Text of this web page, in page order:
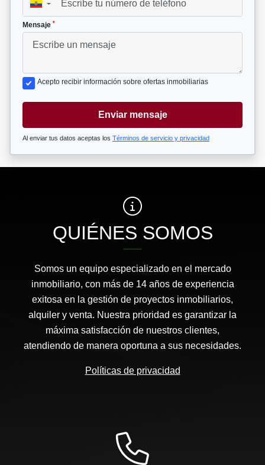
▼
Mensaje *
Acepto recibir información sobre ofertas inmobiliarias
Enviar mensaje
Al enviar tus datos aceptas los Términos de servicio y privacidad
QUIÉNES SOMOS
Somos un equipo especializado en el mercado
inmobiliario, con más de 14 años de experiencia
exitosa en la gestión de proyectos inmobiliarios,
alquiler y venta. Nuestra prioridad es garantizar la
máxima satisfacción de nuestros clientes,
atendiendo de manera oportuna a sus necesidades.
Políticas de privacidad